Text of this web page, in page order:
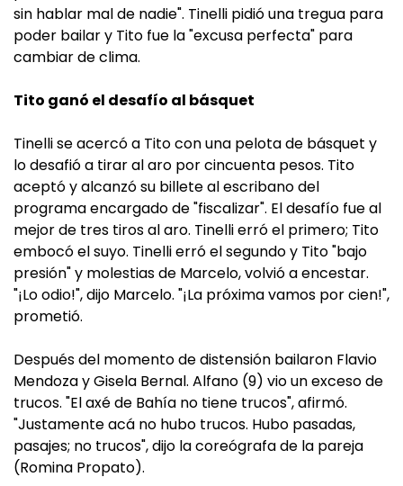
sin hablar mal de nadie". Tinelli pidió una tregua para
poder bailar y Tito fue la "excusa perfecta" para
cambiar de clima.
Tito ganó el desafío al básquet
Tinelli se acercó a Tito con una pelota de básquet y
lo desafió a tirar al aro por cincuenta pesos. Tito
aceptó y alcanzó su billete al escribano del
programa encargado de "fiscalizar". El desafío fue al
mejor de tres tiros al aro. Tinelli erró el primero; Tito
embocó el suyo. Tinelli erró el segundo y Tito "bajo
presión" y molestias de Marcelo, volvió a encestar.
"¡Lo odio!", dijo Marcelo. "¡La próxima vamos por cien!",
prometió.
Después del momento de distensión bailaron Flavio
Mendoza y Gisela Bernal. Alfano (9) vio un exceso de
trucos. "El axé de Bahía no tiene trucos", afirmó.
"Justamente acá no hubo trucos. Hubo pasadas,
pasajes; no trucos", dijo la coreógrafa de la pareja
(Romina Propato).